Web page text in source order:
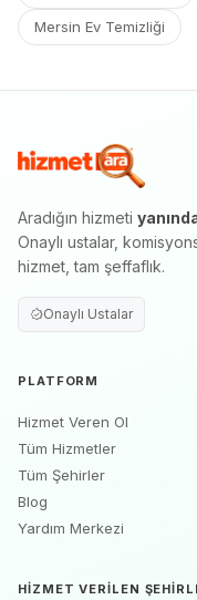
Mersin Ev Temizliği
Aradığın hizmeti
Onaylı ustalar,
hizmet, tam şeffaflık.
Onaylı Ustalar
PLATFORM
Hizmet Veren Ol
Tüm Hizmetler
Tüm Şehirler
Blog
Yardım Merkezi
HIZMET VERILEN